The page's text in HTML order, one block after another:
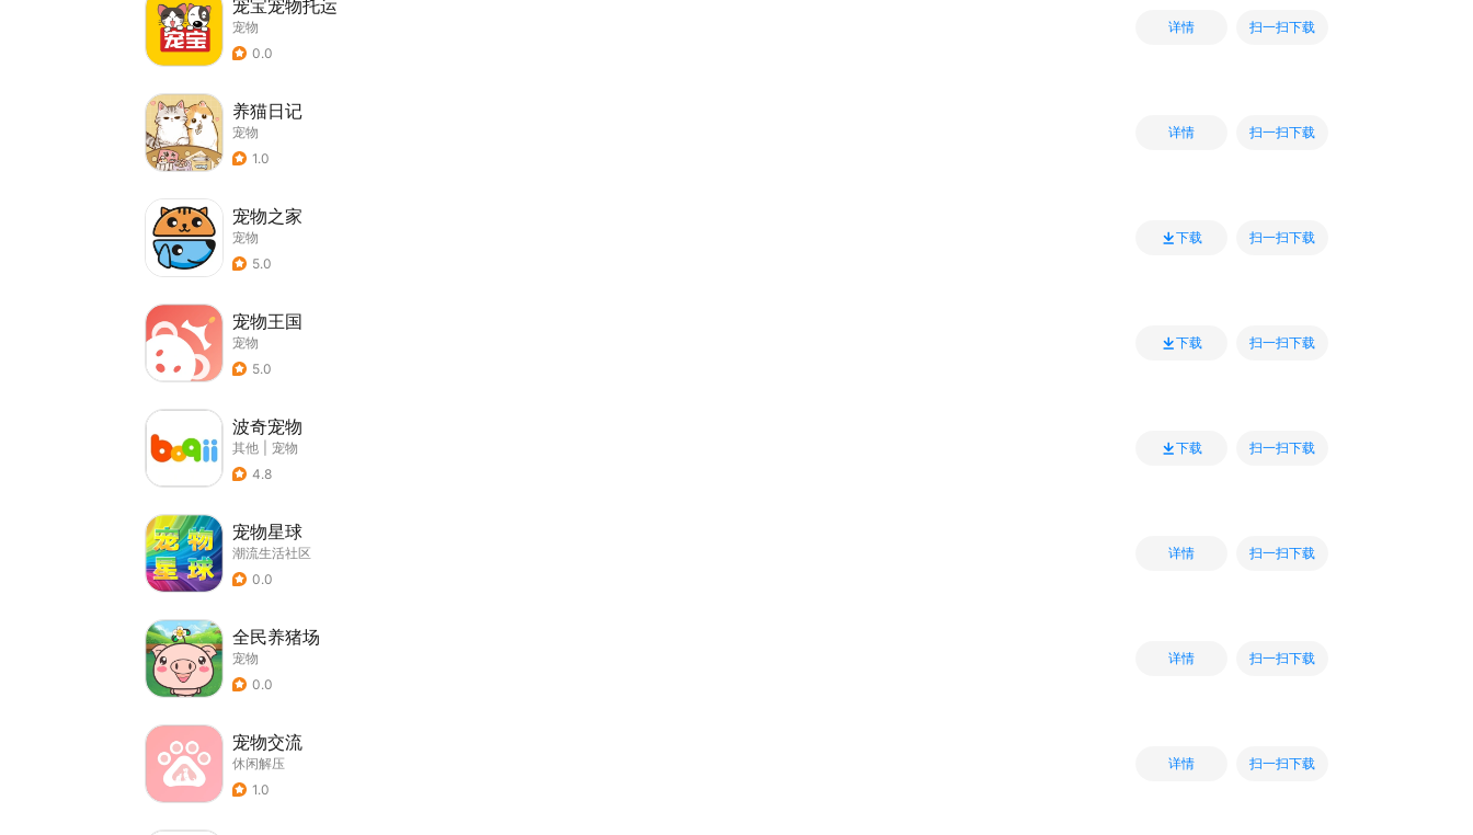
宠宝宠物托运
宠物
0.0
详情 扫一扫下载
养猫日记
宠物
1.0
详情 扫一扫下载
宠物之家
宠物
5.0
下载 扫一扫下载
宠物王国
宠物
5.0
下载 扫一扫下载
波奇宠物
其他
宠物
4.8
下载 扫一扫下载
宠物星球
潮流生活社区
0.0
详情 扫一扫下载
全民养猪场
宠物
0.0
详情 扫一扫下载
宠物交流
休闲解压
1.0
详情 扫一扫下载